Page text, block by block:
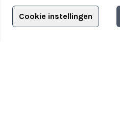
Filter jouw
Adverteren?
Adverteerdersopties
Cookie instellingen